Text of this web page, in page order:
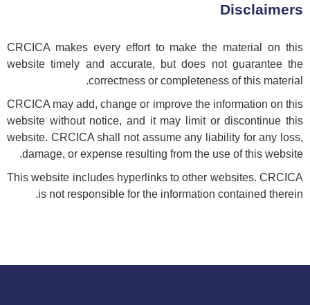
Disclaimers
CRCICA makes every effort to make the material on this
website timely and accurate, but does not guarantee the
correctness or completeness of this material.
CRCICA may add, change or improve the information on this
website without notice, and it may limit or discontinue this
website. CRCICA shall not assume any liability for any loss,
damage, or expense resulting from the use of this website.
This website includes hyperlinks to other websites. CRCICA
is not responsible for the information contained therein.